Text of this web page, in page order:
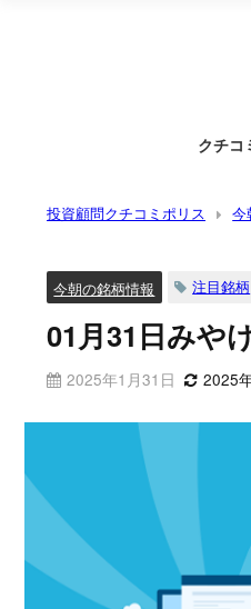
クチコ
投資顧問クチコミポリス 今
今朝の銘柄情報 注目銘柄
01月31日みや
2025年1月31日 2025